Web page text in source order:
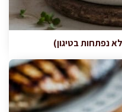
נפתחות בטיגון)